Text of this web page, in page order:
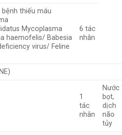
thiếu máu
Mycoplasma
haemofelis/ Babesia
virus/ Feline
6 tác
nhân
1
tác
nhân
Nước
bọt,
dịch
não
tủy